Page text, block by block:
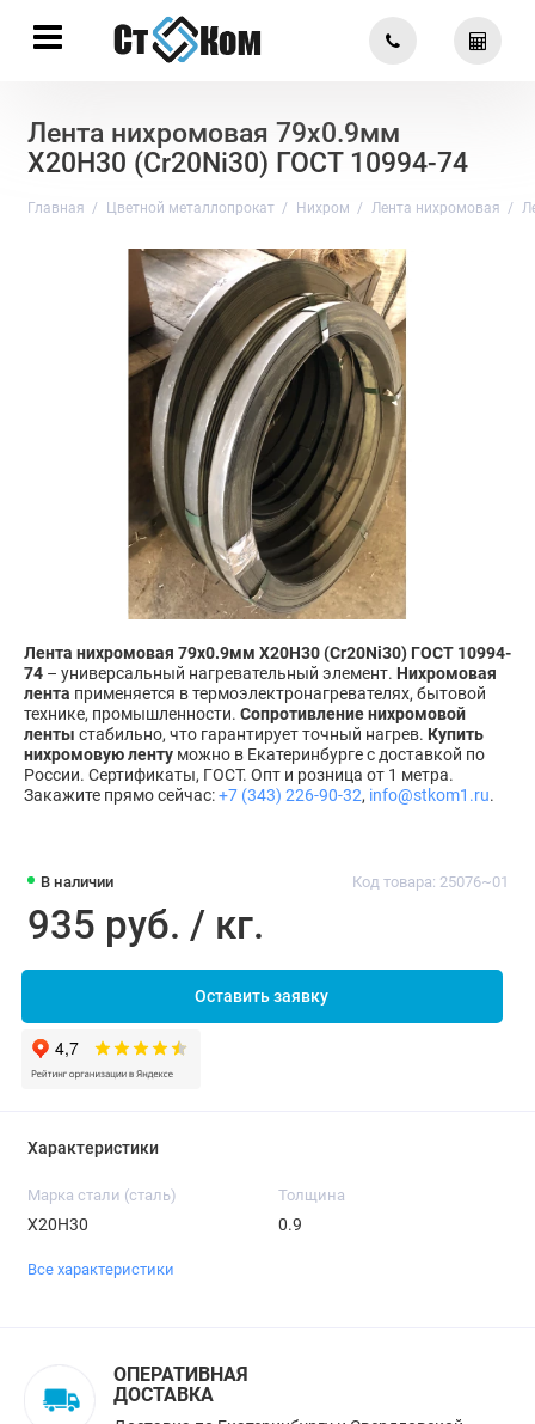
Лента нихромовая 79х0.9мм
Х20Н30 (Cr20Ni30) ГОСТ 10994-74
Главная Цветной металлопрокат Нихром Лента нихромовая
В наличии Код товара: 25076~01
935 руб. / кг.
Оставить заявку
Лента нихромовая 79х0.9мм Х20Н30 (Cr20Ni30) ГОСТ 10994-
74 – универсальный нагревательный элемент. Нихромовая
лента применяется в термоэлектронагревателях, бытовой
технике, промышленности. Сопротивление нихромовой
ленты стабильно, что гарантирует точный нагрев. Купить
нихромовую ленту можно в Екатеринбурге с доставкой по
России. Сертификаты, ГОСТ. Опт и розница от 1 метра.
Закажите прямо сейчас:+7 (343) 226-90-32, info@stkom1.ru.
Характеристики
Марка стали (сталь)
Х20Н30
Толщина
0.9
Все характеристики
ОПЕРАТИВНАЯ
ДОСТАВКА